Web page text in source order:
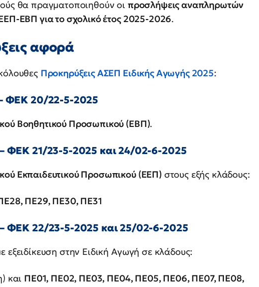
θα πραγματοποιηθούν οι προσλήψεις αναπληρωτών
ΕΒΠ για το σχολικό έτος 2025-2026.
αφορά
Προκηρύξεις ΑΣΕΠ Ειδικής Αγωγής 2025:
ΦΕΚ 20/22-5-2025
Βοηθητικού Προσωπικού (ΕΒΠ).
ΦΕΚ 21/23-5-2025 και 24/02-6-2025
Εκπαιδευτικού Προσωπικού (ΕΕΠ) στους εξής κλάδους:
ΠΕ29, ΠΕ30, ΠΕ31
ΦΕΚ 22/23-5-2025 και 25/02-6-2025
εξειδίκευση στην Ειδική Αγωγή σε κλάδους:
και ΠΕ01, ΠΕ02, ΠΕ03, ΠΕ04, ΠΕ05, ΠΕ06, ΠΕ07, ΠΕ08,